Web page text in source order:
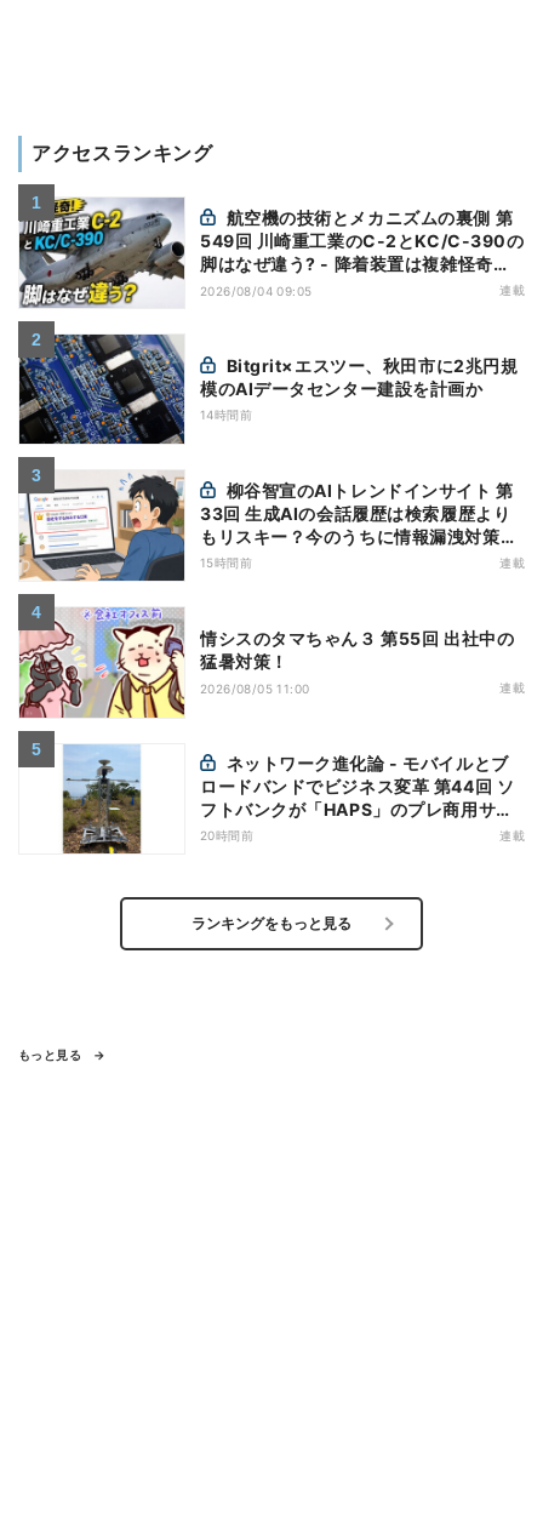
アクセスランキング
549回 川崎重工業のC-2とKC/C-390の
脚はなぜ違う? - 降着装置は複雑怪奇
(5)|軍用輸送機(10)
2026/08/04 09:05 連載
模のAIデータセンター建設を計画か
14時間前
33回 生成AIの会話履歴は検索履歴より
もリスキー？今のうちに情報漏洩対策を
万全にしておこう
15時間前 連載
情シスのタマちゃん３ 第55回 出社中の
猛暑対策！
2026/08/05 11:00 連載
ロードバンドでビジネス変革 第44回 ソ
フトバンクが「HAPS」のプレ商用サー
ビス開始を表明、本格的な商用展開のめ
20時間前 連載
ランキングをもっと見る
もっと見る